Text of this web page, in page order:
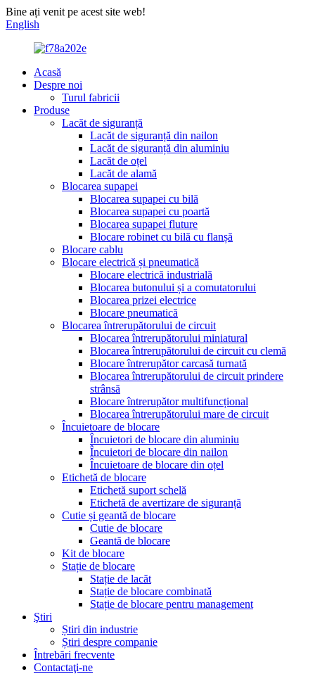
Bine ați venit pe acest site web!
English
Acasă
Despre noi
Turul fabricii
Produse
Lacăt de siguranță
Lacăt de siguranță din nailon
Lacăt de siguranță din aluminiu
Lacăt de oțel
Lacăt de alamă
Blocarea supapei
Blocarea supapei cu bilă
Blocarea supapei cu poartă
Blocarea supapei fluture
Blocare robinet cu bilă cu flanșă
Blocare cablu
Blocare electrică și pneumatică
Blocare electrică industrială
Blocarea butonului și a comutatorului
Blocarea prizei electrice
Blocare pneumatică
Blocarea întrerupătorului de circuit
Blocarea întrerupătorului miniatural
Blocarea întrerupătorului de circuit cu clemă
Blocare întrerupător carcasă turnată
Blocarea întrerupătorului de circuit prindere
strânsă
Blocare întrerupător multifuncțional
Blocarea întrerupătorului mare de circuit
Încuietoare de blocare
Încuietori de blocare din aluminiu
Încuietori de blocare din nailon
Încuietoare de blocare din oțel
Etichetă de blocare
Etichetă suport schelă
Etichetă de avertizare de siguranță
Cutie și geantă de blocare
Cutie de blocare
Geantă de blocare
Kit de blocare
Stație de blocare
Stație de lacăt
Stație de blocare combinată
Stație de blocare pentru management
Ştiri
Știri din industrie
Știri despre companie
Întrebări frecvente
Contactaţi-ne